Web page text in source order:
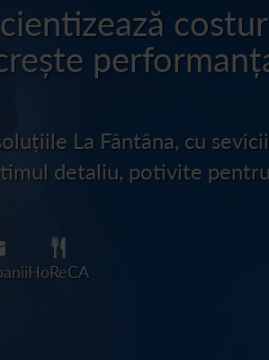
La Fântâna, cu
detaliu, potivite
HoReCA